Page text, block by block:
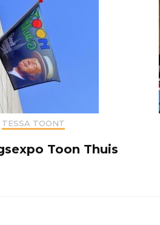
TESSA TOONT
Toon Thuis